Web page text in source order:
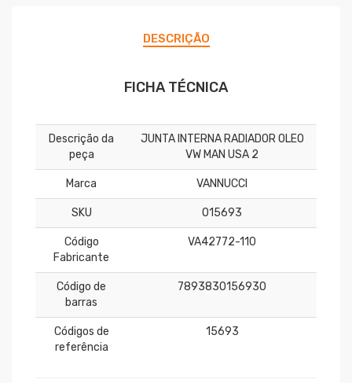
DESCRIÇÃO
FICHA TÉCNICA
Descrição da
peça
JUNTA INTERNA RADIADOR OLEO
VW MAN USA 2
Marca VANNUCCI
SKU 015693
Código
Fabricante
VA42772-110
Código de
barras
7893830156930
Códigos de
referência
15693